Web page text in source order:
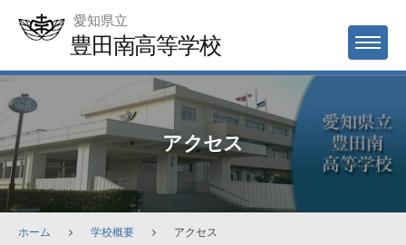
愛知県立
豊田南高等学校 MENU
アクセス
ホーム 学校概要 アクセス